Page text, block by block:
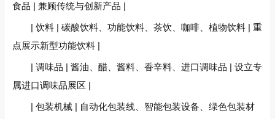
食品 | 兼顾传统与创新产品 |
| 饮料 | 碳酸饮料、功能饮料、茶饮、咖啡、植物饮料 | 重
点展示新型功能饮料 |
| 调味品 | 酱油、醋、酱料、香辛料、进口调味品 | 设立专
属进口调味品展区 |
| 包装机械 | 自动化包装线、智能包装设备、绿色包装材